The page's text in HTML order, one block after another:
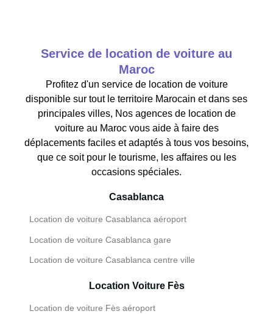
Service de location de voiture au
Maroc
Profitez d'un service de location de voiture
disponible sur tout le territoire Marocain et dans ses
principales villes, Nos agences de location de
voiture au Maroc vous aide à faire des
déplacements faciles et adaptés à tous vos besoins,
que ce soit pour le tourisme, les affaires ou les
occasions spéciales.
Casablanca
Location de voiture Casablanca aéroport
Location de voiture Casablanca gare
Location de voiture Casablanca centre ville
Location Voiture Fès
Location de voiture Fès aéroport